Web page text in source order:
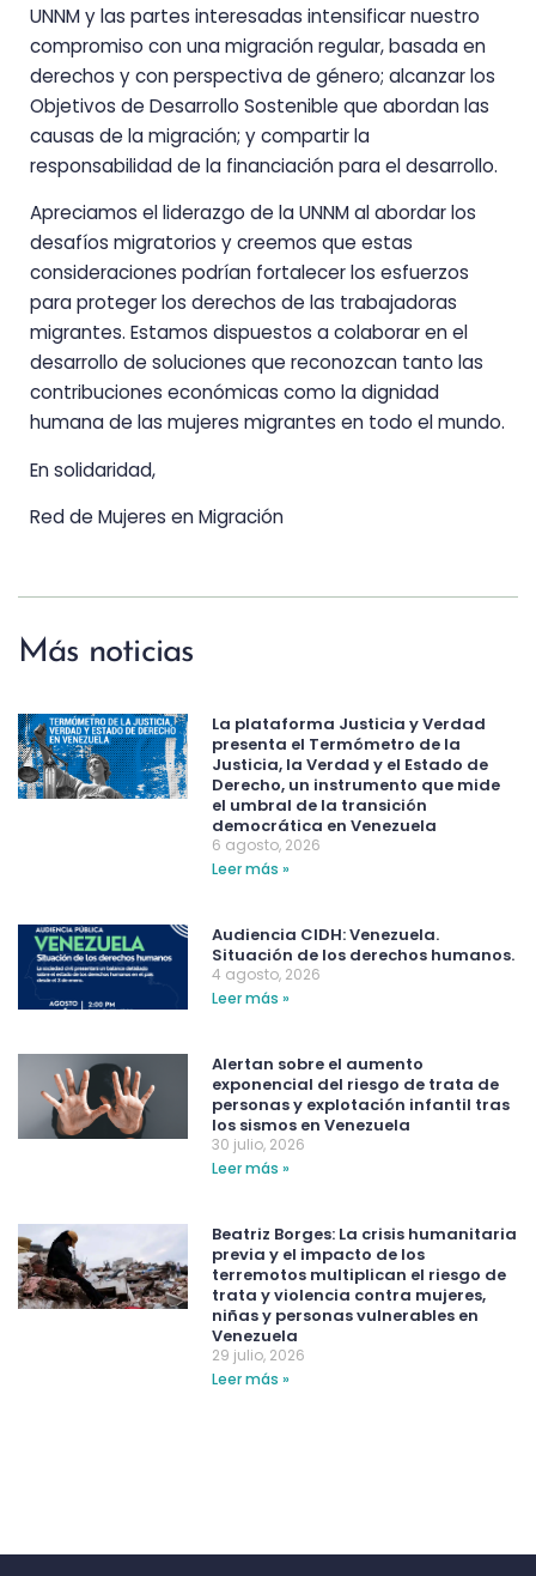
UNNM y las partes interesadas intensificar nuestro
compromiso con una migración regular, basada en
derechos y con perspectiva de género; alcanzar los
Objetivos de Desarrollo Sostenible que abordan las
causas de la migración; y compartir la
responsabilidad de la financiación para el desarrollo.
Apreciamos el liderazgo de la UNNM al abordar los
desafíos migratorios y creemos que estas
consideraciones podrían fortalecer los esfuerzos
para proteger los derechos de las trabajadoras
migrantes. Estamos dispuestos a colaborar en el
desarrollo de soluciones que reconozcan tanto las
contribuciones económicas como la dignidad
humana de las mujeres migrantes en todo el mundo.
En solidaridad,
Red de Mujeres en Migración
Más noticias
La plataforma Justicia y Verdad
presenta el Termómetro de la
Justicia, la Verdad y el Estado de
Derecho, un instrumento que mide
el umbral de la transición
democrática en Venezuela
6 agosto, 2026
Leer más »
Audiencia CIDH: Venezuela.
Situación de los derechos humanos.
4 agosto, 2026
Leer más »
Alertan sobre el aumento
exponencial del riesgo de trata de
personas y explotación infantil tras
los sismos en Venezuela
30 julio, 2026
Leer más »
Beatriz Borges: La crisis humanitaria
previa y el impacto de los
terremotos multiplican el riesgo de
trata y violencia contra mujeres,
niñas y personas vulnerables en
Venezuela
29 julio, 2026
Leer más »